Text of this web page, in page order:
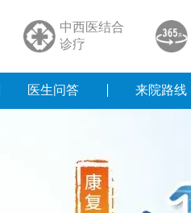
中西医结合
诊疗
医生问答 来院路线